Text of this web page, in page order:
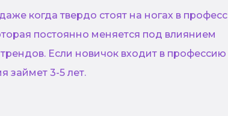
когда твердо стоят на ногах в
постоянно меняется под влиянием
Если новичок входит в
займет 3-5 лет.